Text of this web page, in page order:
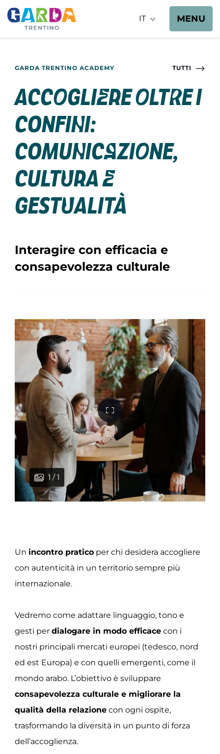
IT MENU
TUTTI
GARDA TRENTINO ACADEMY
Accogliere oltre i
confini:
comunicazione,
cultura e
gestualità
Interagire con efficacia e
consapevolezza culturale
1 / 1
Un incontro pratico per chi desidera accogliere
con autenticità in un territorio sempre più
internazionale.
Vedremo come adattare linguaggio, tono e
gesti per dialogare in modo efficace con i
nostri principali mercati europei (tedesco, nord
ed est Europa) e con quelli emergenti, come il
mondo arabo. L’obiettivo è sviluppare
consapevolezza culturale e migliorare la
qualità della relazione con ogni ospite,
trasformando la diversità in un punto di forza
dell’accoglienza.